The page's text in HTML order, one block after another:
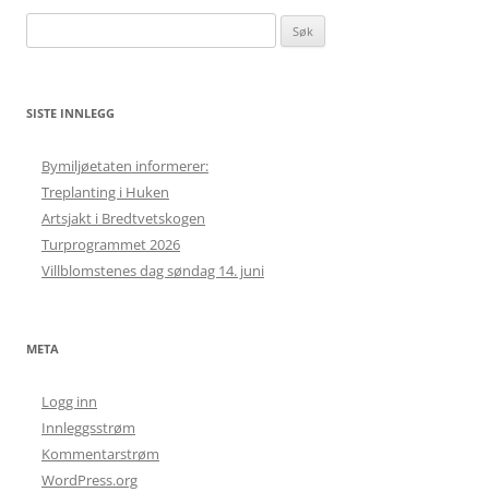
etter:
SISTE INNLEGG
Bymiljøetaten informerer:
Treplanting i Huken
Artsjakt i Bredtvetskogen
Turprogrammet 2026
Villblomstenes dag søndag 14. juni
META
Logg inn
Innleggsstrøm
Kommentarstrøm
WordPress.org